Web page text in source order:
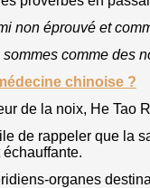
non éprouvé et
comme des
chinoise ?
de la noix, He Tao
de rappeler que la
organes